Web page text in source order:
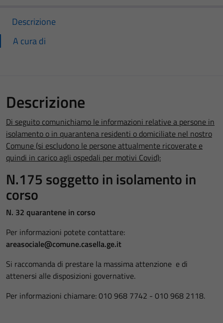
Descrizione
A cura di
Descrizione
Di seguito comunichiamo le informazioni relative a persone in
isolamento o in quarantena residenti o domiciliate nel nostro
Comune (si escludono le persone attualmente ricoverate e
quindi in carico agli ospedali per motivi Covid):
N.175 soggetto in isolamento in
corso
N. 32 quarantene in corso
Per informazioni potete contattare:
areasociale@comune.casella.ge.it
Si raccomanda di prestare la massima attenzione e di
attenersi alle disposizioni governative.
Per informazioni chiamare: 010 968 7742 - 010 968 2118.